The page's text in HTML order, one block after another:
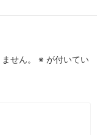
せん。 ※ が付いてい